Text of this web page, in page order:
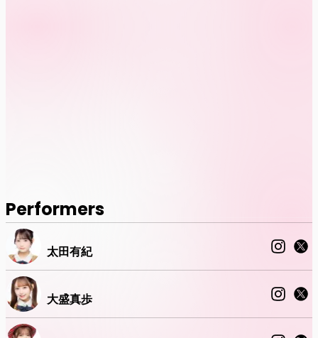
Performers
太田有紀
大盛真歩